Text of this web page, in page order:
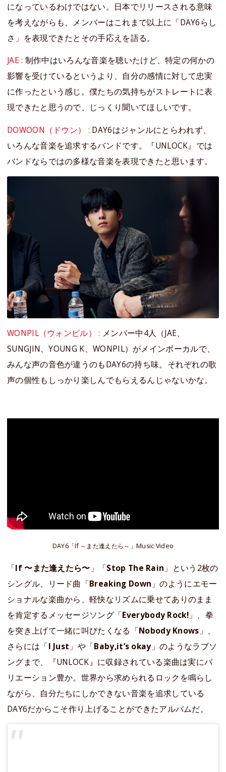
になっているわけではない。日本でリリースされる意味
を考えながらも、メンバーはこれまで以上に「DAY6らし
さ」を表現できたとその手応えを語る。
JAE : 制作中はいろんな音楽を聴いたけど、特定の何かの
影響を受けているというより、自分の感情に対して忠実
に作ったという感じ。僕たちの気持ちがストレートに表
現できたと思うので、じっくり聞いてほしいです。
DOWOON（ドウン） : DAY6はジャンルにとらわれず、
いろんな音楽を追求するバンドです。『UNLOCK』では
バンドならではの多様な音楽を表現できたと思います。
WONPIL（ウォンピル） : メンバー中4人（JAE、
SUNGJIN、YOUNG K、WONPIL）がメインボーカルで、
みんな声の音色が違うのもDAY6の持ち味。それぞれの歌
声の個性もしっかり楽しんでもらえるんじゃないかな。
DAY6「If ～また逢えたら～」Music Video
「If 〜また逢えたら〜 」「Stop The Rain 」という2枚の
シングル、リード曲「Breaking Down 」のようにエモー
ショナルな楽曲から、軽快なリズムに乗せてありのまま
を肯定するメッセージソング「Everybody Rock! 」、拳
を突き上げて一緒に叫びたくなる「Nobody Knows 」、
さらには「I Just 」や「Baby,it’s okay」のようなラブソ
ングまで、『UNLOCK』に収録されている楽曲は実にバ
リエーション豊か。世界から求められるロックを鳴らし
ながら、自分たちにしかできない音楽を追求している
DAY6だからこそ作り上げることができたアルバムだ。